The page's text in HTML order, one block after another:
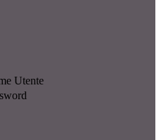
Utente